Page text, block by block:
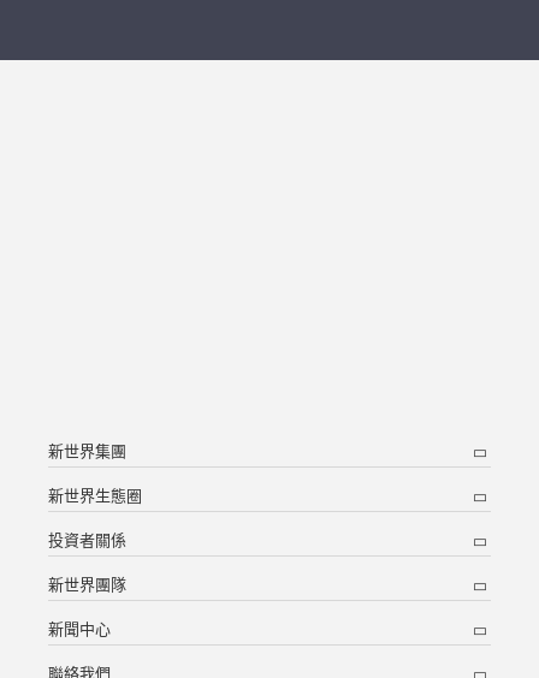
新世界集團
新世界生態圈
投資者關係
新世界團隊
新聞中心
聯絡我們